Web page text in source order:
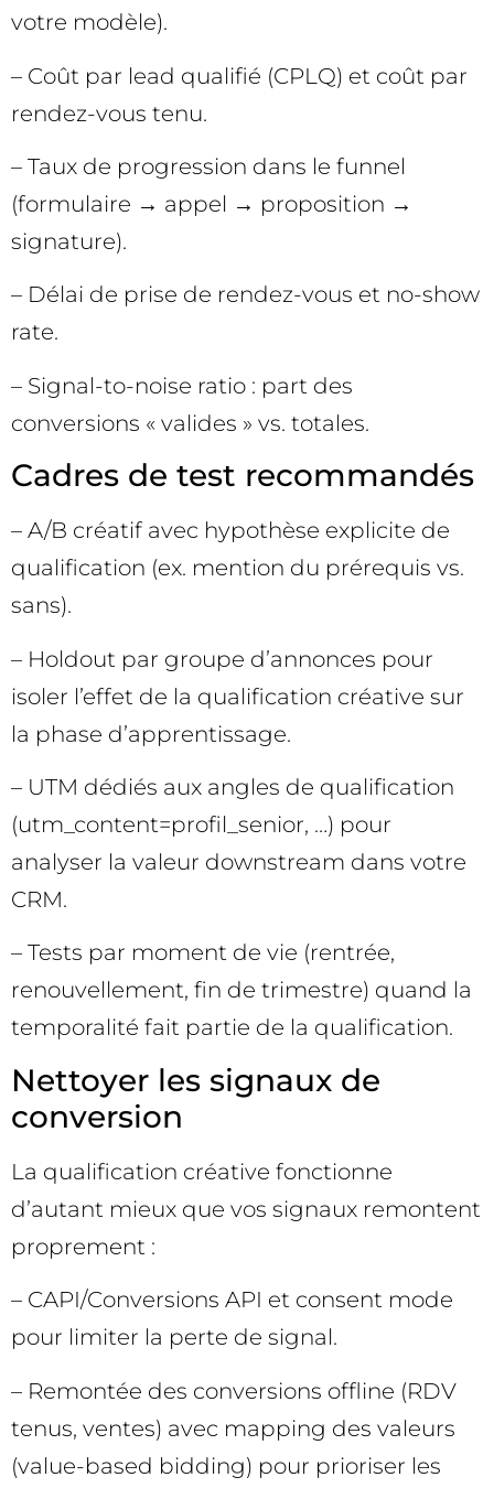
votre modèle).
– Coût par lead qualifié (CPLQ) et coût par
rendez-vous tenu.
– Taux de progression dans le funnel
(formulaire → appel → proposition →
signature).
– Délai de prise de rendez-vous et no-show
rate.
– Signal-to-noise ratio : part des
conversions « valides » vs. totales.
Cadres de test recommandés
– A/B créatif avec hypothèse explicite de
qualification (ex. mention du prérequis vs.
sans).
– Holdout par groupe d’annonces pour
isoler l’effet de la qualification créative sur
la phase d’apprentissage.
– UTM dédiés aux angles de qualification
(utm_content=profil_senior, …) pour
analyser la valeur downstream dans votre
CRM.
– Tests par moment de vie (rentrée,
renouvellement, fin de trimestre) quand la
temporalité fait partie de la qualification.
Nettoyer les signaux de
conversion
La qualification créative fonctionne
d’autant mieux que vos signaux remontent
proprement :
– CAPI/Conversions API et consent mode
pour limiter la perte de signal.
– Remontée des conversions offline (RDV
tenus, ventes) avec mapping des valeurs
(value-based bidding) pour prioriser les